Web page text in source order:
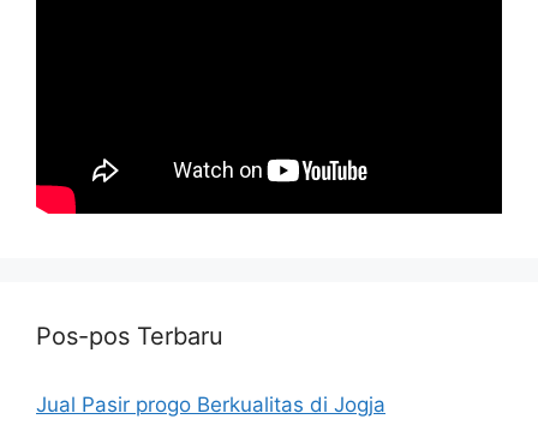
Pos-pos Terbaru
Jual Pasir progo Berkualitas di Jogja